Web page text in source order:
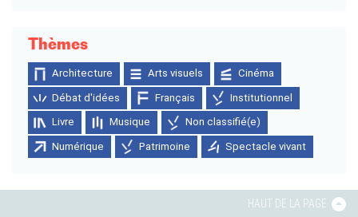
Thèmes
Architecture Arts visuels Cinéma
Débat d'idées Français Institutionnel
Livre Musique Non classifié(e)
Numérique Patrimoine Spectacle vivant
HAUT DE LA PAGE